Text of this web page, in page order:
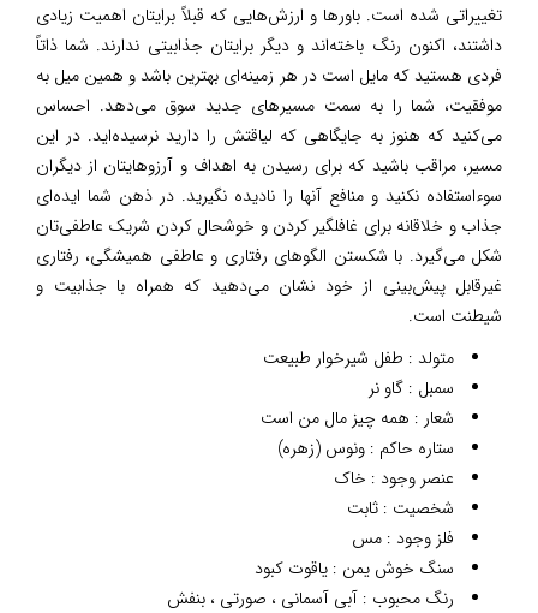
تغییراتی شده است. باورها و ارزش‌هایی که قبلاً برایتان اهمیت زیادی
داشتند، اکنون رنگ باخته‌اند و دیگر برایتان جذابیتی ندارند. شما ذاتاً
فردی هستید که مایل است در هر زمینه‌ای بهترین باشد و همین میل به
موفقیت، شما را به سمت مسیرهای جدید سوق می‌دهد. احساس
می‌کنید که هنوز به جایگاهی که لیاقتش را دارید نرسیده‌اید. در این
مسیر، مراقب باشید که برای رسیدن به اهداف و آرزوهایتان از دیگران
سوءاستفاده نکنید و منافع آنها را نادیده نگیرید. در ذهن شما ایده‌ای
جذاب و خلاقانه برای غافلگیر کردن و خوشحال کردن شریک عاطفی‌تان
شکل می‌گیرد. با شکستن الگوهای رفتاری و عاطفی همیشگی، رفتاری
غیرقابل پیش‌بینی از خود نشان می‌دهید که همراه با جذابیت و
شیطنت است.
متولد : طفل شیرخوار طبیعت
سمبل : گاو نر
شعار : همه چیز مال من است
ستاره حاکم : ونوس (زهره)
عنصر وجود : خاک
شخصیت : ثابت
فلز وجود : مس
سنگ خوش یمن : یاقوت کبود
رنگ محبوب : آبی آسمانی ، صورتی ، بنفش